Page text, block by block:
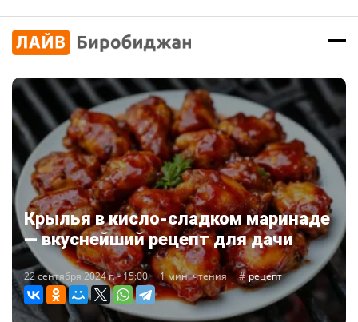
Крылья в кисло-сладком маринаде
— вкуснейший рецепт для дачи
22 сентября 2024 г. - 15:00 1 мин. чтения рецепт